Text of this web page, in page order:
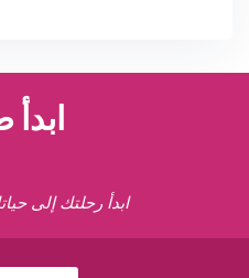
ابدأ رحلتك إلى